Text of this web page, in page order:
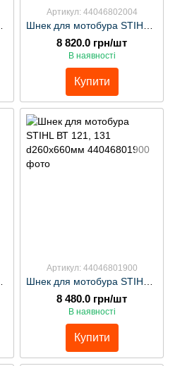
Артикул: 44046802004
8 820.0 грн/шт
В наявності
Купити
Артикул: 44046801900
8 480.0 грн/шт
В наявності
Купити